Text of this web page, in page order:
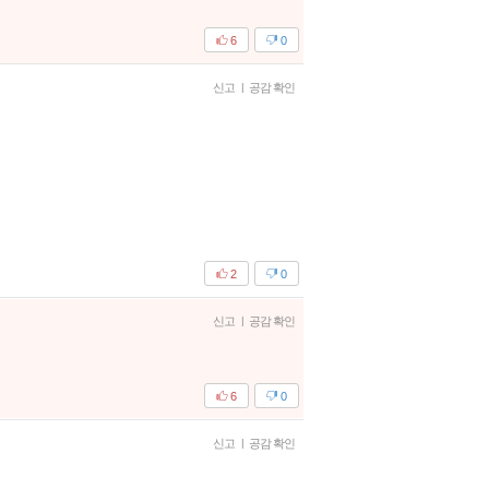
0
6
신고 | 공감 확인
0
2
신고 | 공감 확인
0
6
신고 | 공감 확인